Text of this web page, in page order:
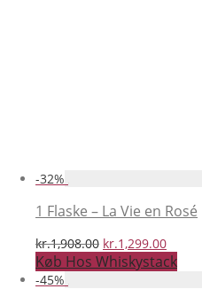
-32%
1 Flaske – La Vie en Rosé
kr.1,908.00 Den
oprindelige
pris
kr.1,299.00Den
pris
Køb Hos Whiskystack
-45%